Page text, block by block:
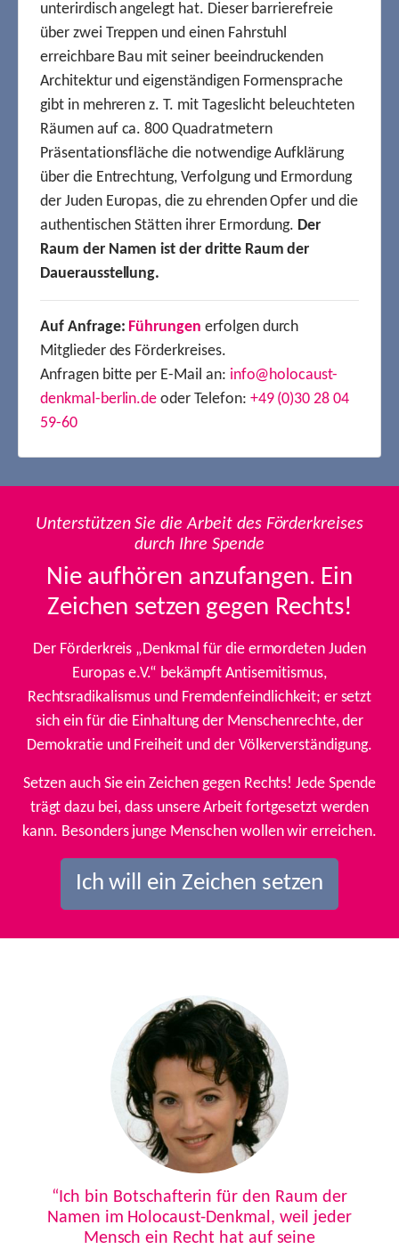
unterirdisch angelegt hat. Dieser barrierefreie
über zwei Treppen und einen Fahrstuhl
erreichbare Bau mit seiner beeindruckenden
Architektur und eigenständigen Formensprache
gibt in mehreren z. T. mit Tageslicht beleuchteten
Räumen auf ca. 800 Quadratmetern
Präsentationsfläche die notwendige Aufklärung
über die Entrechtung, Verfolgung und Ermordung
der Juden Europas, die zu ehrenden Opfer und die
authentischen Stätten ihrer Ermordung. Der
Raum der Namen ist der dritte Raum der
Dauerausstellung.
Auf Anfrage: Führungen erfolgen durch
Mitglieder des Förderkreises.
Anfragen bitte per E-Mail an: info@holocaust-
denkmal-berlin.de oder Telefon: +49 (0)30 28 04
59-60
Unterstützen Sie die Arbeit des Förderkreises
durch Ihre Spende
Nie aufhören anzufangen. Ein
Zeichen setzen gegen Rechts!
Der Förderkreis „Denkmal für die ermordeten Juden
Europas e.V.“ bekämpft Antisemitismus,
Rechtsradikalismus und Fremdenfeindlichkeit; er setzt
sich ein für die Einhaltung der Menschenrechte, der
Demokratie und Freiheit und der Völkerverständigung.
Setzen auch Sie ein Zeichen gegen Rechts! Jede Spende
trägt dazu bei, dass unsere Arbeit fortgesetzt werden
kann. Besonders junge Menschen wollen wir erreichen.
Ich will ein Zeichen setzen
“Ich bin Botschafterin für den Raum der
Namen im Holocaust-Denkmal, weil jeder
Mensch ein Recht hat auf seine